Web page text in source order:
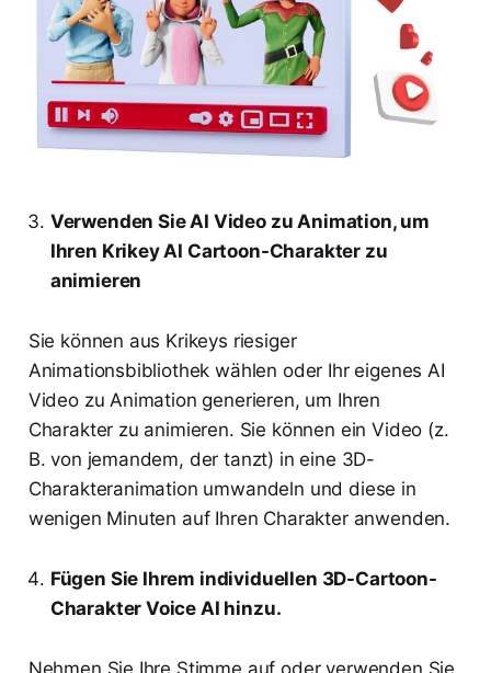
Verwenden Sie AI Video zu Animation, um
Ihren Krikey AI Cartoon-Charakter zu
animieren
Sie können aus Krikeys riesiger
Animationsbibliothek wählen oder Ihr eigenes AI
Video zu Animation generieren, um Ihren
Charakter zu animieren. Sie können ein Video (z.
B. von jemandem, der tanzt) in eine 3D-
Charakteranimation umwandeln und diese in
wenigen Minuten auf Ihren Charakter anwenden.
Fügen Sie Ihrem individuellen 3D-Cartoon-
Charakter Voice AI hinzu.